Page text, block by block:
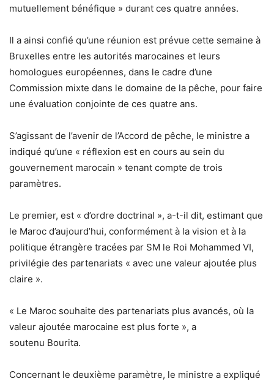
mutuellement bénéfique » durant ces quatre années.
Il a ainsi confié qu’une réunion est prévue cette semaine à
Bruxelles entre les autorités marocaines et leurs
homologues européennes, dans le cadre d’une
Commission mixte dans le domaine de la pêche, pour faire
une évaluation conjointe de ces quatre ans.
S’agissant de l’avenir de l’Accord de pêche, le ministre a
indiqué qu’une « réflexion est en cours au sein du
gouvernement marocain » tenant compte de trois
paramètres.
Le premier, est « d’ordre doctrinal », a-t-il dit, estimant que
le Maroc d’aujourd’hui, conformément à la vision et à la
politique étrangère tracées par SM le Roi Mohammed VI,
privilégie des partenariats « avec une valeur ajoutée plus
claire ».
« Le Maroc souhaite des partenariats plus avancés, où la
valeur ajoutée marocaine est plus forte », a
soutenu Bourita.
Concernant le deuxième paramètre, le ministre a expliqué